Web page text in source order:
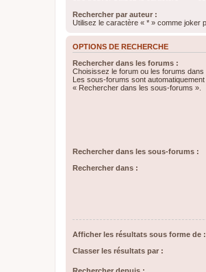
Rechercher par auteur :
Utilisez le caractère « * » comme joker
OPTIONS DE RECHERCHE
Rechercher dans les forums :
Choisissez le forum ou les forums
Les sous-forums sont
« Rechercher dans les sous-forums ».
Rechercher dans les sous-forums :
Rechercher dans :
Afficher les résultats sous forme de :
Classer les résultats par :